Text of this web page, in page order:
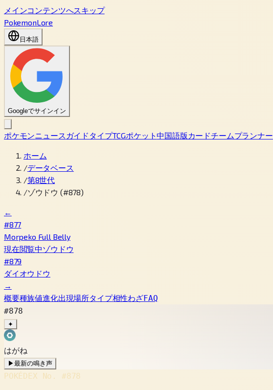
メインコンテンツへスキップ
PokemonLore
日本語
Googleでサインイン
ポケモンニュース ガイド タイプTCGポケット中国語版カードチームプランナー
ホーム
/データベース
/第8世代
/ゾウドウ (#878)
←
#877
Morpeko Full Belly
現在閲覧中ゾウドウ
#879
ダイオウドウ
→
概要種族値進化出現場所タイプ相性わざFAQ
#878
✦
はがね
▶最新の鳴き声
POKÉDEX No. #878